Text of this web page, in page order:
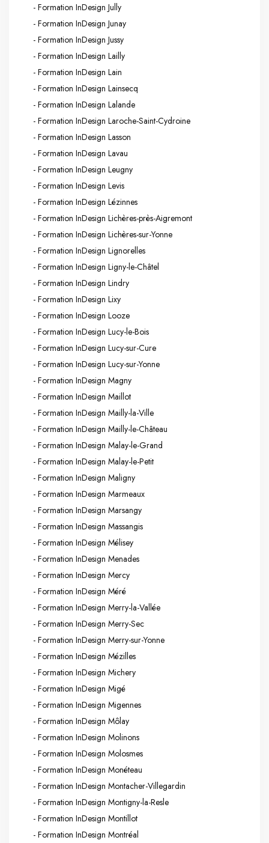
- Formation InDesign Jully
- Formation InDesign Junay
- Formation InDesign Jussy
- Formation InDesign Lailly
- Formation InDesign Lain
- Formation InDesign Lainsecq
- Formation InDesign Lalande
- Formation InDesign Laroche-Saint-Cydroine
- Formation InDesign Lasson
- Formation InDesign Lavau
- Formation InDesign Leugny
- Formation InDesign Levis
- Formation InDesign Lézinnes
- Formation InDesign Lichères-près-Aigremont
- Formation InDesign Lichères-sur-Yonne
- Formation InDesign Lignorelles
- Formation InDesign Ligny-le-Châtel
- Formation InDesign Lindry
- Formation InDesign Lixy
- Formation InDesign Looze
- Formation InDesign Lucy-le-Bois
- Formation InDesign Lucy-sur-Cure
- Formation InDesign Lucy-sur-Yonne
- Formation InDesign Magny
- Formation InDesign Maillot
- Formation InDesign Mailly-la-Ville
- Formation InDesign Mailly-le-Château
- Formation InDesign Malay-le-Grand
- Formation InDesign Malay-le-Petit
- Formation InDesign Maligny
- Formation InDesign Marmeaux
- Formation InDesign Marsangy
- Formation InDesign Massangis
- Formation InDesign Mélisey
- Formation InDesign Menades
- Formation InDesign Mercy
- Formation InDesign Méré
- Formation InDesign Merry-la-Vallée
- Formation InDesign Merry-Sec
- Formation InDesign Merry-sur-Yonne
- Formation InDesign Mézilles
- Formation InDesign Michery
- Formation InDesign Migé
- Formation InDesign Migennes
- Formation InDesign Môlay
- Formation InDesign Molinons
- Formation InDesign Molosmes
- Formation InDesign Monéteau
- Formation InDesign Montacher-Villegardin
- Formation InDesign Montigny-la-Resle
- Formation InDesign Montillot
- Formation InDesign Montréal